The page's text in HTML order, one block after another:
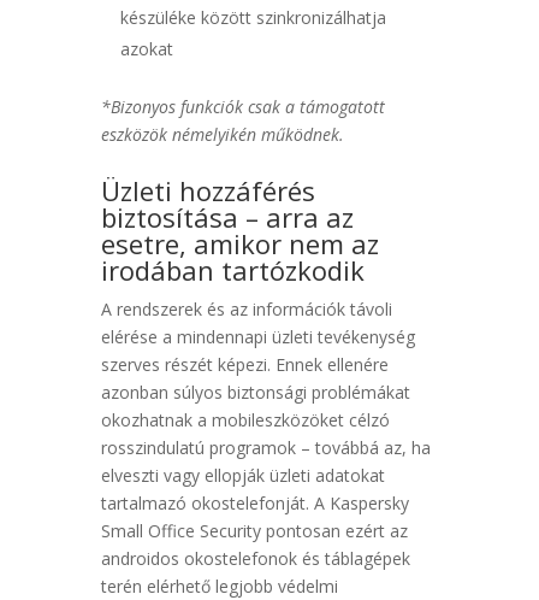
készüléke között szinkronizálhatja
azokat
*Bizonyos funkciók csak a támogatott
eszközök némelyikén működnek.
Üzleti hozzáférés
biztosítása – arra az
esetre, amikor nem az
irodában tartózkodik
A rendszerek és az információk távoli
elérése a mindennapi üzleti tevékenység
szerves részét képezi. Ennek ellenére
azonban súlyos biztonsági problémákat
okozhatnak a mobileszközöket célzó
rosszindulatú programok – továbbá az, ha
elveszti vagy ellopják üzleti adatokat
tartalmazó okostelefonját. A Kaspersky
Small Office Security pontosan ezért az
androidos okostelefonok és táblagépek
terén elérhető legjobb védelmi